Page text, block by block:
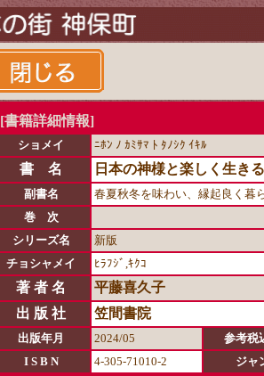
[書籍詳細情報]
ショメイ ﾆﾎﾝ ﾉ ｶﾐｻﾏ ﾄ ﾀﾉｼｸ ｲｷﾙ
書 名 日本の神様と楽しく生きる
副書名
春夏秋冬を味わい、縁起良く暮
巻 次
シリーズ名
新版
チョシャメイ
ﾋﾗﾌｼﾞ,ｷｸｺ
著 者 名
平藤喜久子
出 版 社
笠間書院
出版年月 2024/05
参考税
I S B N
4-305-71010-2 ジャ